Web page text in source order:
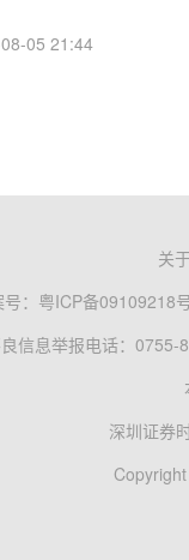
05 21:44
关
： 粤ICP备09109218
信息举报电话：0755-
深圳证券